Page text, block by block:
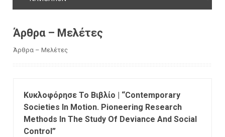
Άρθρα – Μελέτες
Άρθρα – Μελέτες
Κυκλοφόρησε Το Βιβλίο | “Contemporary
Societies In Motion. Pioneering Research
Methods In The Study Of Deviance And Social
Control”